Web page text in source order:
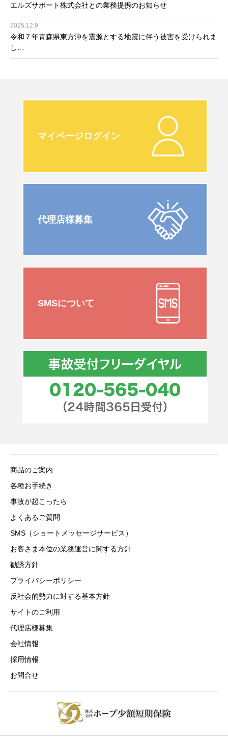
エルズサポート株式会社との業務提携のお知らせ
2025.12.9
令和７年青森県東方沖を震源とする地震に伴う被害を受けられま
し…
マイページログイン
代理店様募集
SMSについて
商品のご案内
各種お手続き
事故が起こったら
よくあるご質問
SMS（ショートメッセージサービス）
お客さま本位の業務運営に関する方針
勧誘方針
プライバシーポリシー
反社会的勢力に対する基本方針
サイトのご利用
代理店様募集
会社情報
採用情報
お問合せ